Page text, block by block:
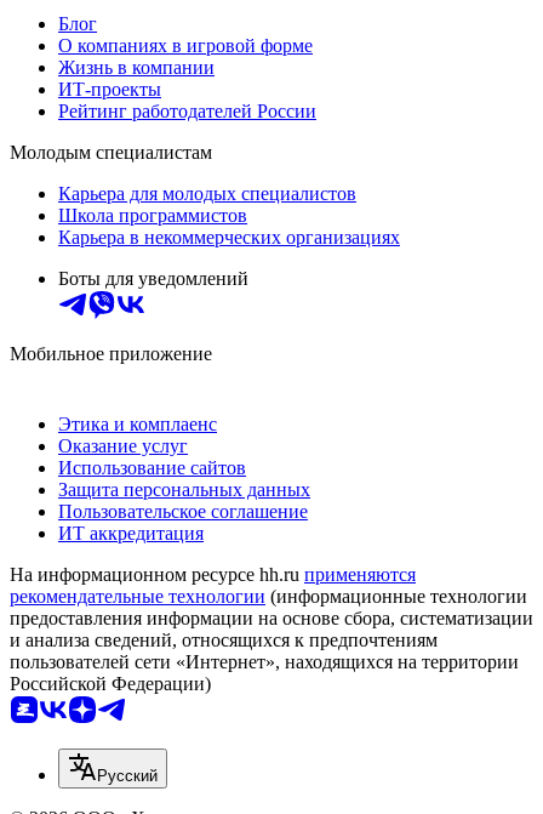
Блог
О компаниях в игровой форме
Жизнь в компании
ИТ-проекты
Рейтинг работодателей России
Молодым специалистам
Карьера для молодых специалистов
Школа программистов
Карьера в некоммерческих организациях
Боты для уведомлений
Мобильное приложение
Этика и комплаенс
Оказание услуг
Использование сайтов
Защита персональных данных
Пользовательское соглашение
ИТ аккредитация
На информационном ресурсе hh.ru применяются
рекомендательные технологии (информационные технологии
предоставления информации на основе сбора, систематизации
и анализа сведений, относящихся к предпочтениям
пользователей сети «Интернет», находящихся на территории
Российской Федерации)
Русский